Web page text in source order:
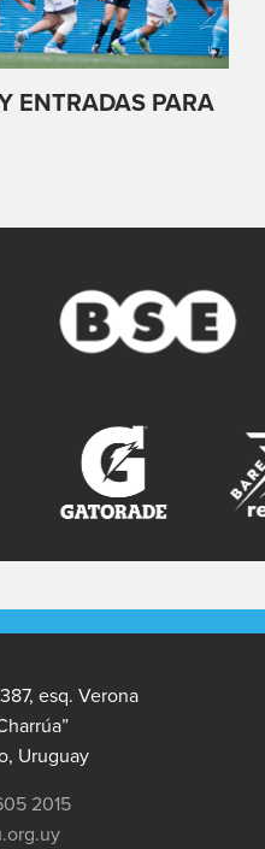
ENTRADAS PARA
esq. Verona
Uruguay
2015